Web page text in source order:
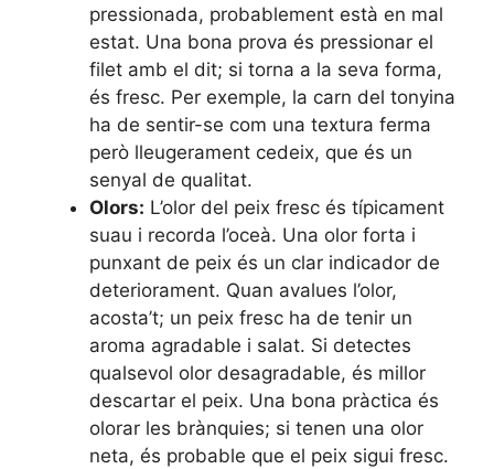
pressionada, probablement està en mal
estat. Una bona prova és pressionar el
filet amb el dit; si torna a la seva forma,
és fresc. Per exemple, la carn del tonyina
ha de sentir-se com una textura ferma
però lleugerament cedeix, que és un
senyal de qualitat.
Olors: L’olor del peix fresc és típicament
suau i recorda l’oceà. Una olor forta i
punxant de peix és un clar indicador de
deteriorament. Quan avalues l’olor,
acosta’t; un peix fresc ha de tenir un
aroma agradable i salat. Si detectes
qualsevol olor desagradable, és millor
descartar el peix. Una bona pràctica és
olorar les brànquies; si tenen una olor
neta, és probable que el peix sigui fresc.